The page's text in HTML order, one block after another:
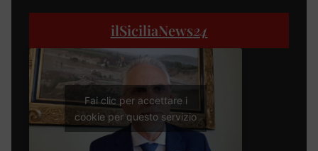
ilSiciliaNews24
Fai clic per accettare i
cookie per questo servizio